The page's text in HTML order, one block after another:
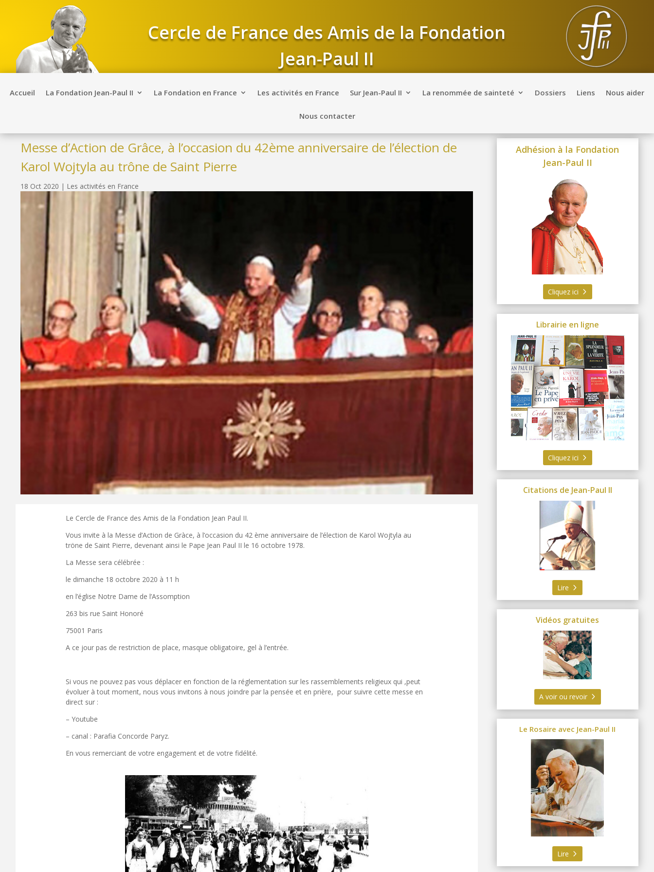
Cercle de France des Amis de la Fondation
Jean-Paul II
Accueil La Fondation Jean-Paul II La Fondation en France Les activités en France Sur Jean-Paul II La renommée de sainteté Dossiers Liens Nous aider
Nous contacter
Messe d’Action de Grâce, à l’occasion du 42ème anniversaire de l’élection de
Karol Wojtyla au trône de Saint Pierre
18 Oct 2020 | Les activités en France
Le Cercle de France des Amis de la Fondation Jean Paul II.
Vous invite à la Messe d’Action de Gràce, à l’occasion du 42 ème anniversaire de l’élection de Karol Wojtyla au
tröne de Saint Pierre, devenant ainsi le Pape Jean Paul II le 16 octobre 1978.
La Messe sera célébrée :
le dimanche 18 octobre 2020 à 11 h
en l’église Notre Dame de l’Assomption
263 bis rue Saint Honoré
75001 Paris
A ce jour pas de restriction de place, masque obligatoire, gel à l’entrée.
Si vous ne pouvez pas vous déplacer en fonction de la réglementation sur les rassemblements religieux qui ,peut
évoluer à tout moment, nous vous invitons à nous joindre par la pensée et en prière, pour suivre cette messe en
direct sur :
– Youtube
– canal : Parafia Concorde Paryz.
En vous remerciant de votre engagement et de votre fidélité.
Adhésion à la Fondation
Jean-Paul II
Cliquez ici
Librairie en ligne
Cliquez ici
Citations de Jean-Paul II
Lire
Vidéos gratuites
A voir ou revoir
Le Rosaire avec Jean-Paul II
Lire